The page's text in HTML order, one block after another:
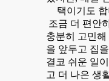
택이기도
조금 더 편안
충분히 고민
을 앞두고 집
결코 쉬운 일
고 더 나은 생